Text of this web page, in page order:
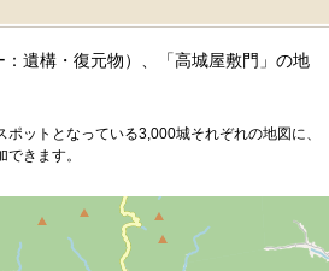
遺構・復元物）、「高城屋敷門」の地
ットとなっている3,000城それぞれの地図に、
きます。